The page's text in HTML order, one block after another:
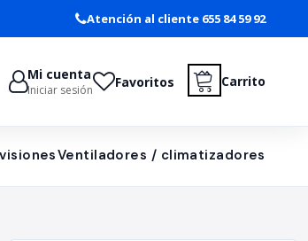
Atención al cliente 655 84 59 92
Mi cuenta
Iniciar sesión Favoritos Carrito
Ventiladores / climatizadores